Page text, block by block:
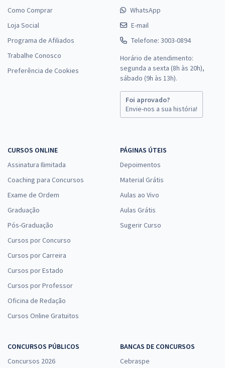
Como Comprar
Loja Social
Programa de Afiliados
Trabalhe Conosco
Preferência de Cookies
WhatsApp
E-mail
Telefone: 3003-0894
Horário de atendimento:
segunda a sexta (8h às 20h),
sábado (9h às 13h).
Foi aprovado?
Envie-nos a sua história!
CURSOS ONLINE
Assinatura Ilimitada
Coaching para Concursos
Exame de Ordem
Graduação
Pós-Graduação
Cursos por Concurso
Cursos por Carreira
Cursos por Estado
Cursos por Professor
Oficina de Redação
Cursos Online Gratuitos
PÁGINAS ÚTEIS
Depoimentos
Material Grátis
Aulas ao Vivo
Aulas Grátis
Sugerir Curso
CONCURSOS PÚBLICOS
Concursos 2026
BANCAS DE CONCURSOS
Cebraspe